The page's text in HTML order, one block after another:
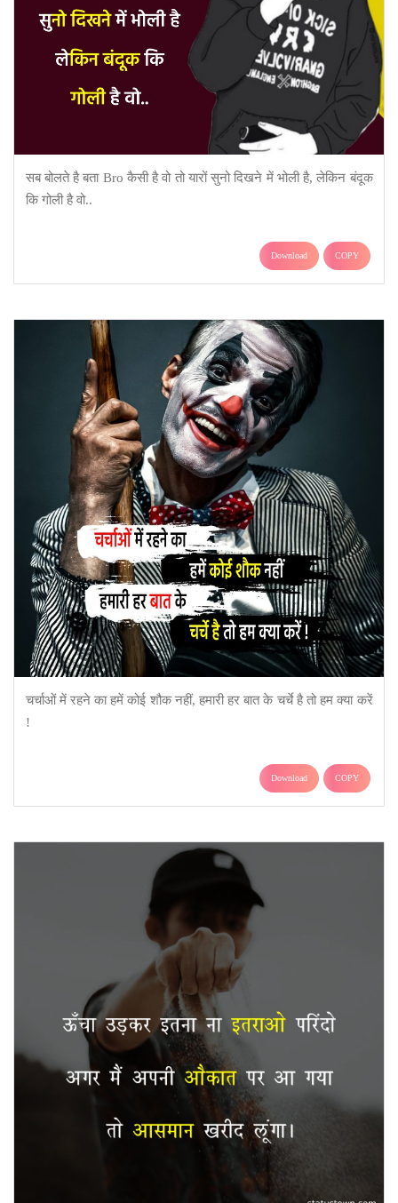
सब बोलते है बता Bro कैसी है वो तो यारों सुनो दिखने में भोली है, लेकिन बंदूक
कि गोली है वो..
Download COPY
चर्चाओं में रहने का हमें कोई शौक नहीं, हमारी हर बात के चर्चे है तो हम क्या करें
!
Download COPY